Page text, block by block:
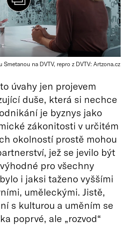
na DVTV, repro z DVTV: Artzona.cz
úvahy jen projevem
duše, která si nechce
je byznys jako
zákonitosti v určitém
okolností prostě mohou
jež se jevilo být
pro všechny
i jaksi taženo vyššími
uměleckými. Jistě,
s kulturou a uměním se
poprvé, ale „rozvod“